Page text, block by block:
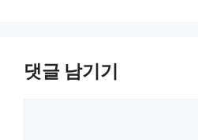
댓글 남기기